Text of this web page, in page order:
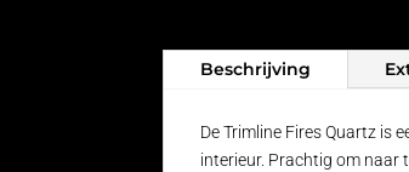
Beschrijving
De Trimline Fires Quartz is
interieur. Prachtig om naar